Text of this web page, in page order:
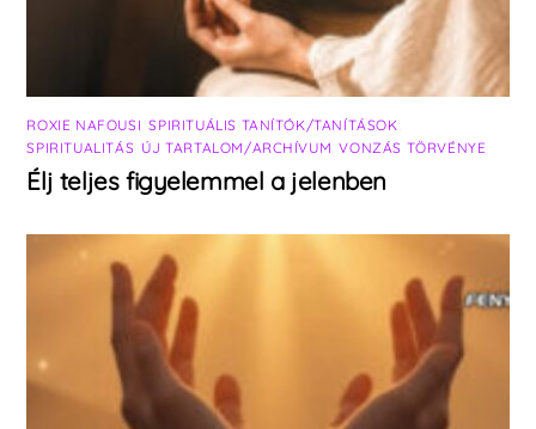
ROXIE NAFOUSI ,SPIRITUÁLIS TANÍTÓK/TANÍTÁSOK
SPIRITUALITÁS ÚJ TARTALOM/ARCHÍVUM ,VONZÁS TÖRVÉNYE
Élj teljes figyelemmel a jelenben